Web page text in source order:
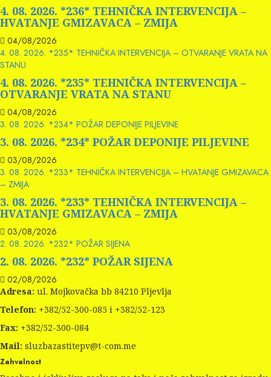
4. 08. 2026. *236* TEHNIČKA INTERVENCIJA –
HVATANJE GMIZAVACA – ZMIJA
04/08/2026
4. 08. 2026. *235* TEHNIČKA INTERVENCIJA – OTVARANJE VRATA NA
STANU
4. 08. 2026. *235* TEHNIČKA INTERVENCIJA –
OTVARANJE VRATA NA STANU
04/08/2026
3. 08. 2026. *234* POŽAR DEPONIJE PILJEVINE
3. 08. 2026. *234* POŽAR DEPONIJE PILJEVINE
03/08/2026
3. 08. 2026. *233* TEHNIČKA INTERVENCIJA – HVATANJE GMIZAVACA
– ZMIJA
3. 08. 2026. *233* TEHNIČKA INTERVENCIJA –
HVATANJE GMIZAVACA – ZMIJA
03/08/2026
2. 08. 2026. *232* POŽAR SIJENA
2. 08. 2026. *232* POŽAR SIJENA
02/08/2026
Adresa: ul. Mojkovačka bb 84210 Pljevlja
Telefon: +382/52-300-085 i +382/52-123
Fax: +382/52-300-084
Mail: sluzbazastitepv@t-com.me
Zahvalnost